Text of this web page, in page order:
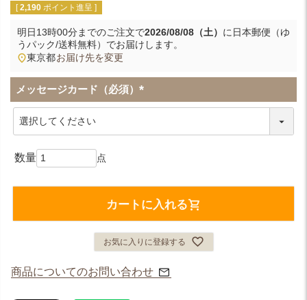
[ 2,190 ポイント進呈 ]
明日13時00分までのご注文で2026/08/08（土） に 日本郵便（ゆ
うパック/送料無料） でお届けします。
東京都お届け先を変更
メッセージカード（必須）
(
カートに入れる
お気に入りに登録する
商品についてのお問い合わせ